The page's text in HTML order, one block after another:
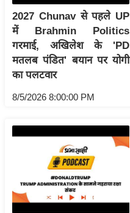
.
आ
ई
.
चा
स
ध
र्म
2027 Chunav से पहले UP
में Brahmin Politics
गरमाई, अखिलेश के 'PD
मतलब पंडित' बयान पर योगी
का पलटवार
8/5/2026 8:00:00 PM